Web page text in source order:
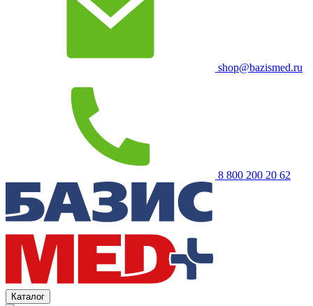
shop@bazismed.ru
8 800 200 20 62
Каталог